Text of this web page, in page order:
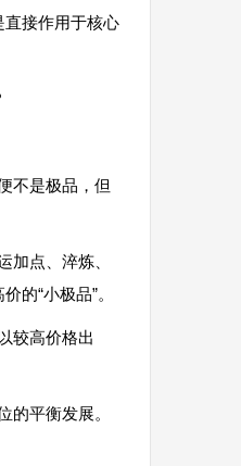
接作用于核心
不是极品，但
加点、淬炼、
的“小极品”。
较高价格出
的平衡发展。